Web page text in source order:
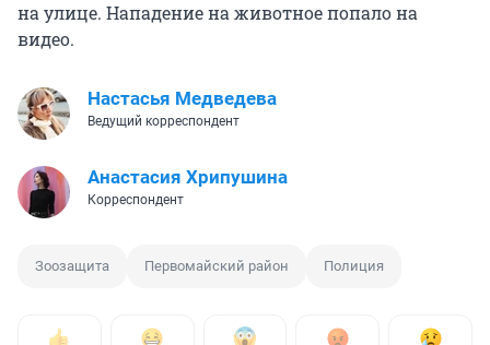
на улице. Нападение на животное попало на
видео.
Настасья Медведева
Ведущий корреспондент
Анастасия Хрипушина
Корреспондент
Зоозащита Первомайский район Полиция